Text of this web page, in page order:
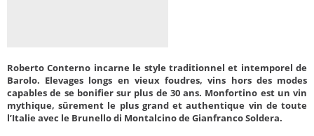
Roberto Conterno incarne le style traditionnel et intemporel de
Barolo. Elevages longs en vieux foudres, vins hors des modes
capables de se bonifier sur plus de 30 ans. Monfortino est un vin
mythique, sûrement le plus grand et authentique vin de toute
l’Italie avec le Brunello di Montalcino de Gianfranco Soldera.